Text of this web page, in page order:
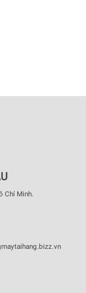
Chí Minh.